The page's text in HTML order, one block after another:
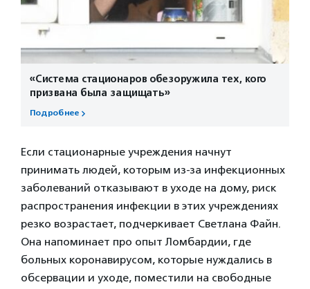
«Система стационаров обезоружила тех, кого
призвана была защищать»
Подробнее
Если стационарные учреждения начнут
принимать людей, которым из-за инфекционных
заболеваний отказывают в уходе на дому, риск
распространения инфекции в этих учреждениях
резко возрастает, подчеркивает Светлана Файн.
Она напоминает про опыт Ломбардии, где
больных коронавирусом, которые нуждались в
обсервации и уходе, поместили на свободные